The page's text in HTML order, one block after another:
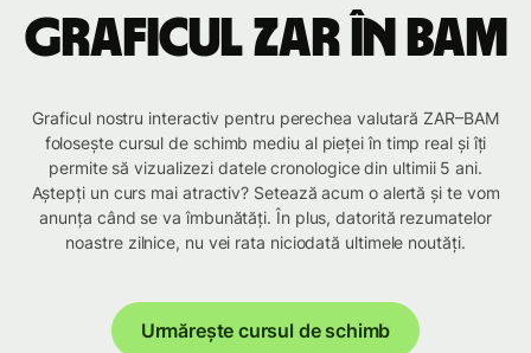
Graficul ZAR în BAM
Graficul nostru interactiv pentru perechea valutară ZAR–BAM
folosește cursul de schimb mediu al pieței în timp real și îți
permite să vizualizezi datele cronologice din ultimii 5 ani.
Aștepți un curs mai atractiv? Setează acum o alertă și te vom
anunța când se va îmbunătăți. În plus, datorită rezumatelor
noastre zilnice, nu vei rata niciodată ultimele noutăți.
Urmărește cursul de schimb